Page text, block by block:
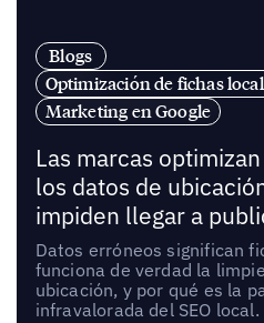
Blogs
Optimización de fichas
Marketing en Google
Las marcas
los datos de
impiden llegar a
Datos erróneos significan
funciona de verdad la
ubicación, y por qué es la
infravalorada del SEO local.